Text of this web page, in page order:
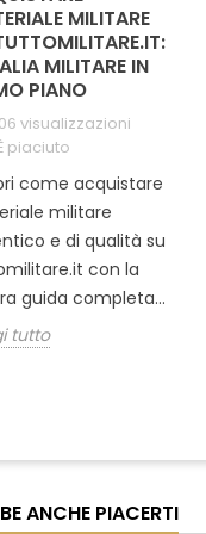
MILITARE
MILITARE IN
PIANO
visualizzazioni
piaciuto
come acquistare
militare
e di qualità su
con la
guida completa...
tutto
ANCHE PIACERTI